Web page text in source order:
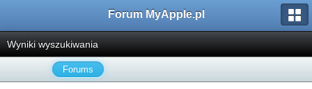
Forum MyApple.pl
Wyniki wyszukiwania
Forums